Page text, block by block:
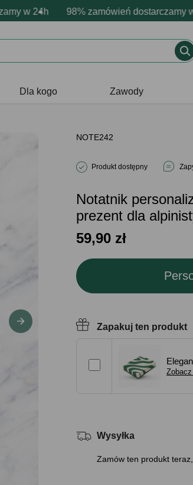
w 24h 98% zamówień dostarczamy w
Profesjonalna i darmowa personalizacja
prezenty Prezentujemy pozytywne
Dla kogo Zawody
NOTE242
Produkt dostępny
Notatnik
prezent dla
59,90 zł
Zapakuj ten produkt
Wysyłka
Zamów ten produkt